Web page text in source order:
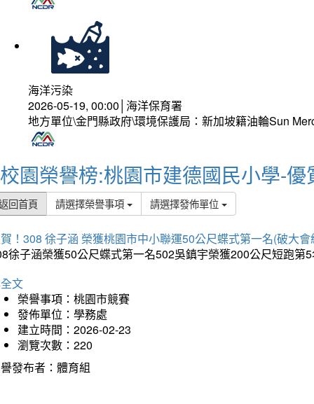
海洋污染
2026-05-19, 00:00│海洋保育署
地方單位\金門縣政府\環境保護局：新加坡籍油輪Sun
校園榮譽榜:桃園市建德國民小學-優
回首頁 請選擇榮譽事項 請選擇發佈單位
！308 徐子涵 榮獲桃園市中小聯運50公尺蝶式第一名(破大會
徐子涵榮獲50公尺蝶式第一名502吳鎮宇榮獲200公尺短跑
文
榮譽事項：桃園市競賽
發佈單位：學務處
建立時間：2026-02-23
瀏覽次數：220
發布者：體育組